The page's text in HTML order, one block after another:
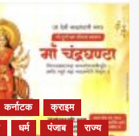
कर्नाटक
क्राइम
धर्म पंजाब
राज्य